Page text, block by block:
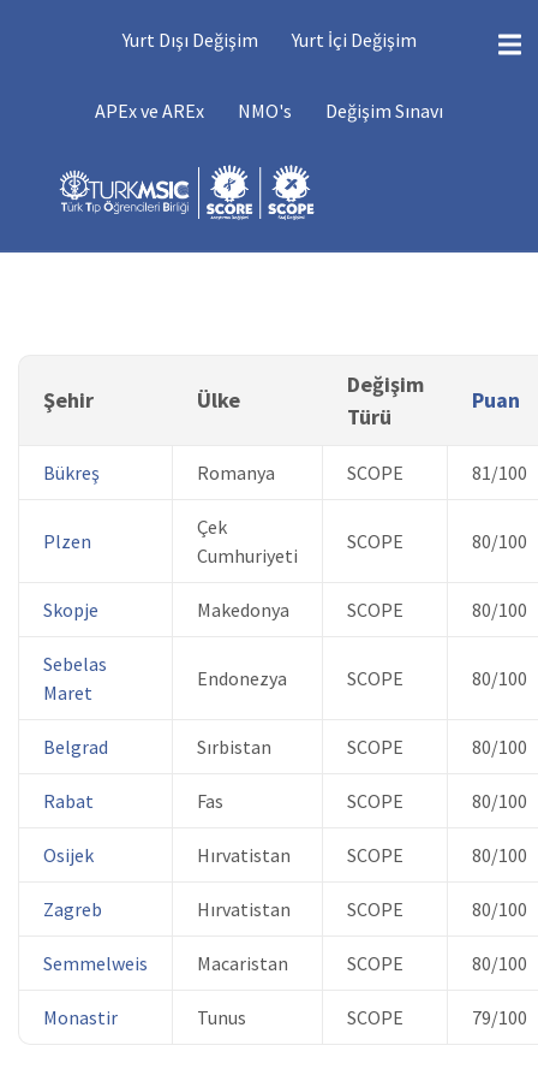
Yurt Dışı Değişim Yurt İçi Değişim
MENÜSÜAPEx ve AREx NMO's Değişim Sınavı
Şehir Ülke
Değişim
Türü
Puan
Bükreş Romanya SCOPE 81/100
Plzen
Çek
Cumhuriyeti
SCOPE 80/100
Skopje Makedonya SCOPE 80/100
Sebelas
Maret
Endonezya SCOPE 80/100
Belgrad Sırbistan SCOPE 80/100
Rabat Fas SCOPE 80/100
Osijek Hırvatistan SCOPE 80/100
Zagreb Hırvatistan SCOPE 80/100
Semmelweis Macaristan SCOPE 80/100
Monastir Tunus SCOPE 79/100